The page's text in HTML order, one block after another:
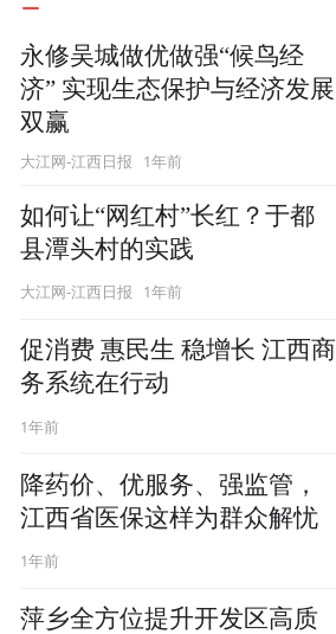
永修吴城做优做强“候鸟经
济” 实现生态保护与经济发展
双赢
大江网-江西日报 1年前
如何让“网红村”长红？于都
县潭头村的实践
大江网-江西日报 1年前
促消费 惠民生 稳增长 江西商
务系统在行动
1年前
降药价、优服务、强监管，
江西省医保这样为群众解忧
1年前
萍乡全方位提升开发区高质